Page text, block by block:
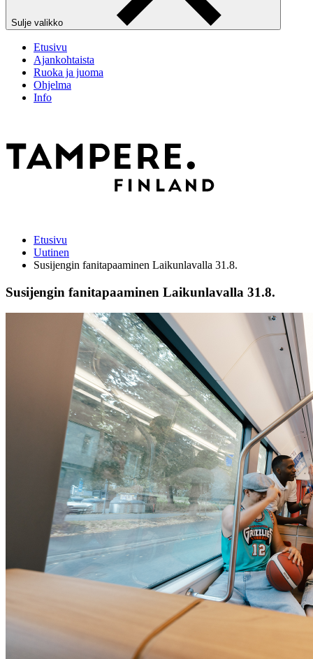
Sulje valikko
Etusivu
Ajankohtaista
Ruoka ja juoma
Ohjelma
Info
Etusivu
Uutinen
Susijengin fanitapaaminen Laikunlavalla 31.8.
Susijengin fanitapaaminen Laikunlavalla 31.8.